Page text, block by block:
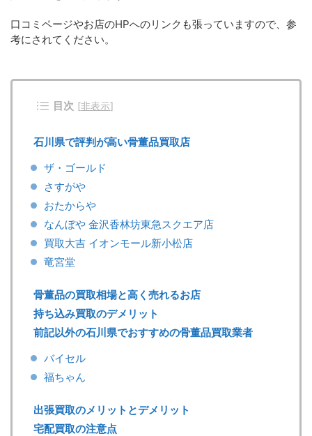
口コミページやお店のHPへのリンクも張っていますので、参
考にされてください。
目次 [非表示]
石川県で評判が高い骨董品買取店
ザ・ゴールド
さすがや
おたからや
なんぼや 金沢香林坊東急スクエア店
買取大吉 イオンモール新小松店
竜宮堂
骨董品の買取相場と高く売れるお店
持ち込み買取のデメリット
前記以外の石川県でおすすめの骨董品買取業者
バイセル
福ちゃん
出張買取のメリットとデメリット
宅配買取の注意点